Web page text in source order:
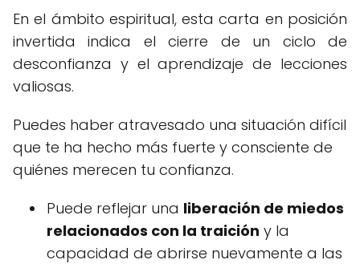
En el ámbito espiritual, esta carta en posición
invertida indica el cierre de un ciclo de
desconfianza y el aprendizaje de lecciones
valiosas.
Puedes haber atravesado una situación difícil
que te ha hecho más fuerte y consciente de
quiénes merecen tu confianza.
Puede reflejar una liberación de miedos
relacionados con la traición y la
capacidad de abrirse nuevamente a las